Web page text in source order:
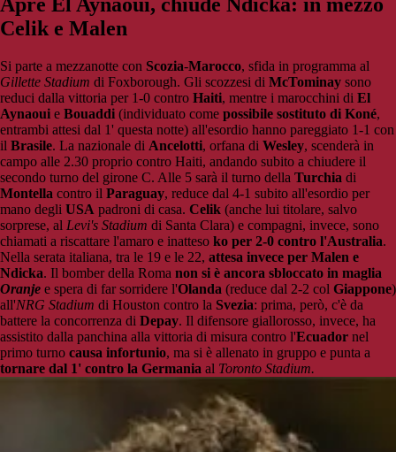
Apre El Aynaoui, chiude Ndicka: in mezzo
Celik e Malen
Si parte a mezzanotte con Scozia-Marocco, sfida in programma al
Gillette Stadium di Foxborough. Gli scozzesi di McTominay sono
reduci dalla vittoria per 1-0 contro Haiti, mentre i marocchini di El
Aynaoui e Bouaddi (individuato come possibile sostituto di Koné,
entrambi attesi dal 1' questa notte) all'esordio hanno pareggiato 1-1 con
il Brasile. La nazionale di Ancelotti, orfana di Wesley, scenderà in
campo alle 2.30 proprio contro Haiti, andando subito a chiudere il
secondo turno del girone C. Alle 5 sarà il turno della Turchia di
Montella contro il Paraguay, reduce dal 4-1 subito all'esordio per
mano degli USA padroni di casa. Celik (anche lui titolare, salvo
sorprese, al Levi's Stadium di Santa Clara) e compagni, invece, sono
chiamati a riscattare l'amaro e inatteso ko per 2-0 contro l'Australia.
Nella serata italiana, tra le 19 e le 22, attesa invece per Malen e
Ndicka. Il bomber della Roma non si è ancora sbloccato in maglia
Oranje e spera di far sorridere l'Olanda (reduce dal 2-2 col Giappone)
all'NRG Stadium di Houston contro la Svezia: prima, però, c'è da
battere la concorrenza di Depay. Il difensore giallorosso, invece, ha
assistito dalla panchina alla vittoria di misura contro l'Ecuador nel
primo turno causa infortunio, ma si è allenato in gruppo e punta a
tornare dal 1' contro la Germania al Toronto Stadium.